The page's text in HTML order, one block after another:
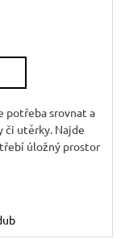
potřeba srovnat a
či utěrky. Najde
úložný prostor